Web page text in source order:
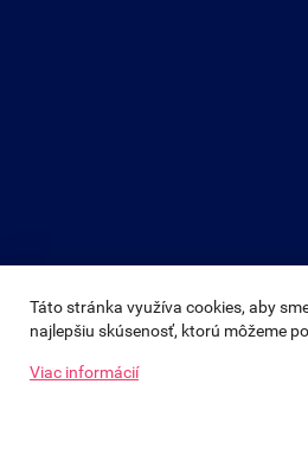
Táto stránka využíva cookies, aby
najlepšiu skúsenosť, ktorú môžeme
Viac informácií